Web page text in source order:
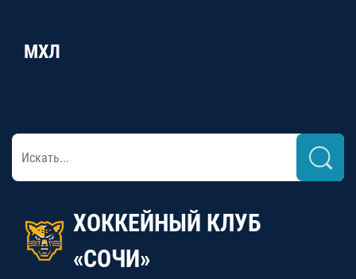
МХЛ
ХОККЕЙНЫЙ КЛУБ
«СОЧИ»